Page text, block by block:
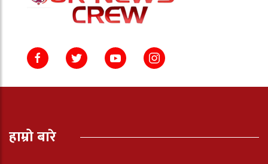
हाम्रो बारे